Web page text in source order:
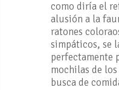
como diría el
alusión a la
ratones
simpáticos, se
perfectamente
mochilas de
busca de